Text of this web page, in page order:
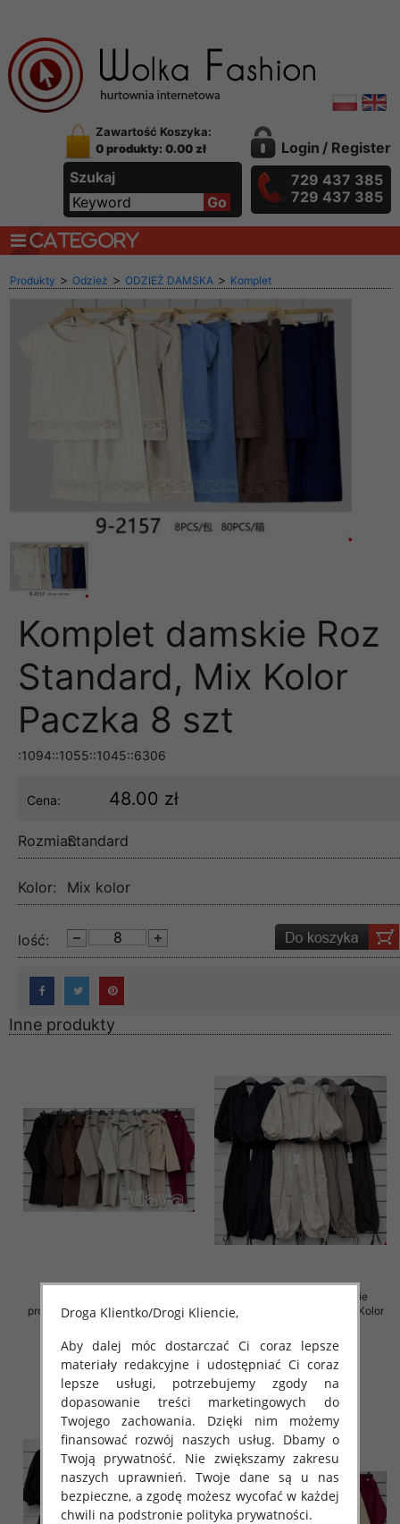
Zawartość Koszyka:
0 produkty: 0.00 zł
Szukaj
Login / Register
729 437 385
729 437 385
CATEGORY
Produkty > Odzież > ODZIEŻ DAMSKA > Komplet
Komplet damskie Roz
Standard, Mix Kolor
Paczka 8 szt
:1094::1055::1045::6306
Cena: 48.00 zł
Rozmiar:Standard
Kolor: Mix kolor
lość:
Inne produkty
produkt) Roz Standard, Mix Kolor
92.00 zł
szczegóły
Komplet damskie (Włoskie
produkt) Roz Standard, Mix Kolor
125.00 zł
szczegóły
Droga Klientko/Drogi Kliencie,
Aby dalej móc dostarczać Ci coraz lepsze
materiały redakcyjne i udostępniać Ci coraz
lepsze usługi, potrzebujemy zgody na
dopasowanie treści marketingowych do
Twojego zachowania. Dzięki nim możemy
finansować rozwój naszych usług. Dbamy o
Twoją prywatność. Nie zwiększamy zakresu
naszych uprawnień. Twoje dane są u nas
bezpieczne, a zgodę możesz wycofać w każdej
chwili na podstronie polityka prywatności.